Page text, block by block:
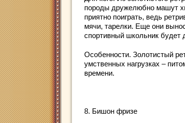
породы дружелюбно машут
приятно поиграть, ведь
мячи, тарелки. Еще они
спортивный школьник будет
Особенности. Золотистый
умственных нагрузках –
времени.
8. Бишон фризе